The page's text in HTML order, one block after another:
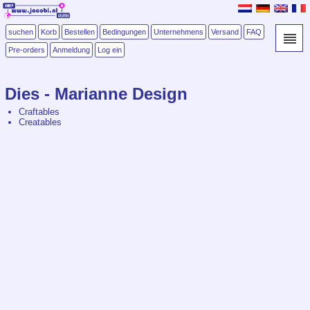
suchen Korb Bestellen Bedingungen Unternehmens Versand FAQ
Pre-orders Anmeldung Log ein
Dies - Marianne Design
Craftables
Creatables